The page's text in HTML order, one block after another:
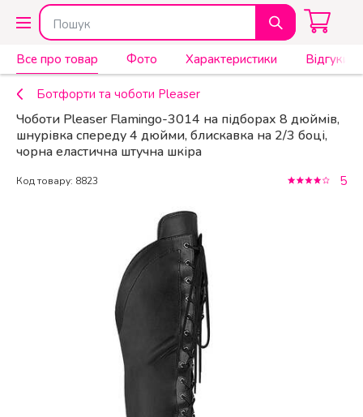
Все про товар Фото Характеристики Відгуки
Ботфорти та чоботи Pleaser
Чоботи Pleaser Flamingo-3014 на підборах 8 дюймів,
шнурівка спереду 4 дюйми, блискавка на 2/3 боці,
чорна еластична штучна шкіра
5
Код товару: 8823